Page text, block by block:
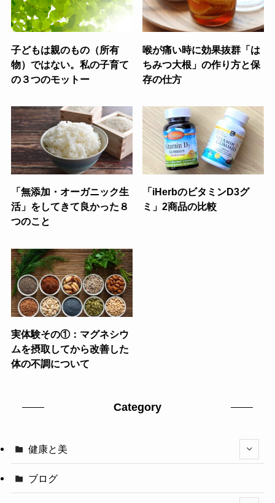
子どもは親のもの（所有
物）ではない。私の子育て
の３つのモットー
喉が痛い時に効果抜群「は
ちみつ大根」の作り方と保
存の仕方
「無添加・オーガニック生
活」をしてきて良かった８
つのこと
「iHerbのビタミンD3グ
ミ」2商品の比較
実体験その①：マグネシウ
ムを摂取してから改善した
体の不調について
Category
健康と美
ブログ